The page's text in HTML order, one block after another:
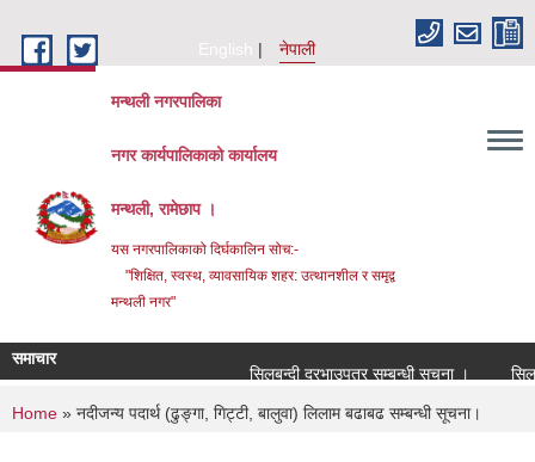
English
नेपाली
मन्थली नगरपालिका
नगर कार्यपालिकाको कार्यालय
मन्थली, रामेछाप ।
यस नगरपालिकाको दिर्घकालिन सोच:-
"शिक्षित, स्वस्थ, व्यावसायिक शहर: उत्थानशील र समृद्व
मन्थली नगर"
समाचार
सिलबन्दी दरभाउपत्र सम्बन्धी सूचना ।
You are here
Home » नदीजन्य पदार्थ (ढुङ्गा, गिट्टी, बालुवा) लिलाम बढाबढ सम्बन्धी सूचना।